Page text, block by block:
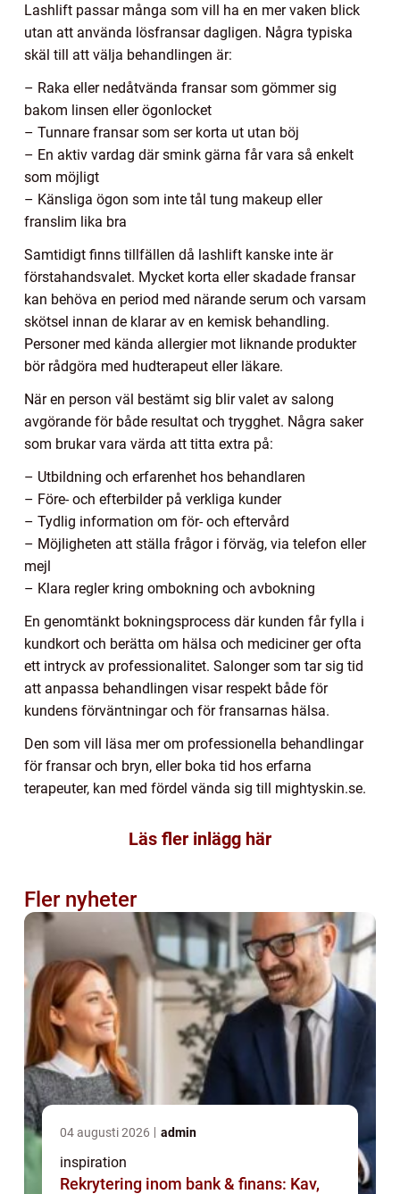
Lashlift passar många som vill ha en mer vaken blick
utan att använda lösfransar dagligen. Några typiska
skäl till att välja behandlingen är:
– Raka eller nedåtvända fransar som gömmer sig
bakom linsen eller ögonlocket
– Tunnare fransar som ser korta ut utan böj
– En aktiv vardag där smink gärna får vara så enkelt
som möjligt
– Känsliga ögon som inte tål tung makeup eller
franslim lika bra
Samtidigt finns tillfällen då lashlift kanske inte är
förstahandsvalet. Mycket korta eller skadade fransar
kan behöva en period med närande serum och varsam
skötsel innan de klarar av en kemisk behandling.
Personer med kända allergier mot liknande produkter
bör rådgöra med hudterapeut eller läkare.
När en person väl bestämt sig blir valet av salong
avgörande för både resultat och trygghet. Några saker
som brukar vara värda att titta extra på:
– Utbildning och erfarenhet hos behandlaren
– Före- och efterbilder på verkliga kunder
– Tydlig information om för- och eftervård
– Möjligheten att ställa frågor i förväg, via telefon eller
mejl
– Klara regler kring ombokning och avbokning
En genomtänkt bokningsprocess där kunden får fylla i
kundkort och berätta om hälsa och mediciner ger ofta
ett intryck av professionalitet. Salonger som tar sig tid
att anpassa behandlingen visar respekt både för
kundens förväntningar och för fransarnas hälsa.
Den som vill läsa mer om professionella behandlingar
för fransar och bryn, eller boka tid hos erfarna
terapeuter, kan med fördel vända sig till mightyskin.se.
Läs fler inlägg här
Fler nyheter
04 augusti 2026 admin
inspiration
Rekrytering inom bank & finans: Kav,